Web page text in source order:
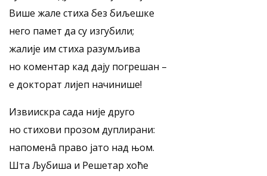
Више жале стиха без биљешке
него памет да су изгубили;
жалије им стиха разумљива
но коментар кад дају погрешан –
е докторат лијеп начинише!
Извиискра сада није друго
но стихови прозом дуплирани:
напоменâ право јато над њом.
Шта Љубиша и Решетар хоће